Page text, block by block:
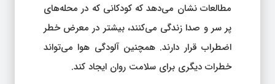
مطالعات نشان می‌دهد که کودکانی که در محله‌های
پر سر و صدا زندگی می‌کنند، بیشتر در معرض خطر
اضطراب قرار دارند. همچنین آلودگی هوا می‌تواند
خطرات دیگری برای سلامت روان ایجاد کند.